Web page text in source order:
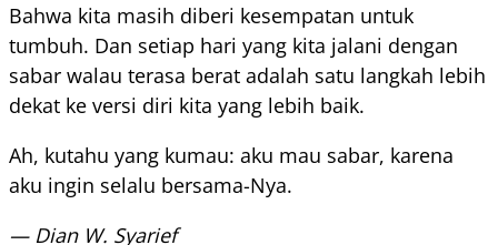
Bahwa kita masih diberi kesempatan untuk
tumbuh. Dan setiap hari yang kita jalani dengan
sabar walau terasa berat adalah satu langkah lebih
dekat ke versi diri kita yang lebih baik.
Ah, kutahu yang kumau: aku mau sabar, karena
aku ingin selalu bersama-Nya.
— Dian W. Syarief